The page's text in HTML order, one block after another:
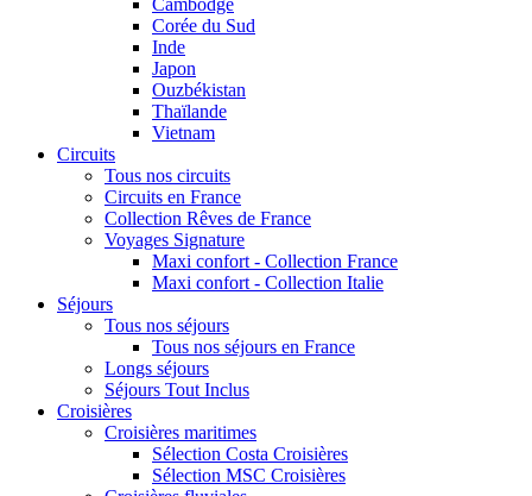
Cambodge
Corée du Sud
Inde
Japon
Ouzbékistan
Thaïlande
Vietnam
Circuits
Tous nos circuits
Circuits en France
Collection Rêves de France
Voyages Signature
Maxi confort - Collection France
Maxi confort - Collection Italie
Séjours
Tous nos séjours
Tous nos séjours en France
Longs séjours
Séjours Tout Inclus
Croisières
Croisières maritimes
Sélection Costa Croisières
Sélection MSC Croisières